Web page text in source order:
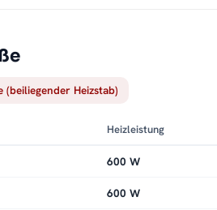
Heizstab)
Heizleistung
600 W
600 W